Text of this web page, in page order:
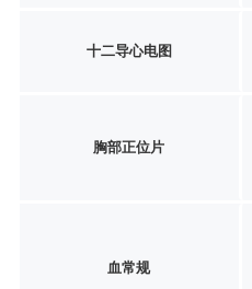
十二导心电图
胸部正位片
血常规